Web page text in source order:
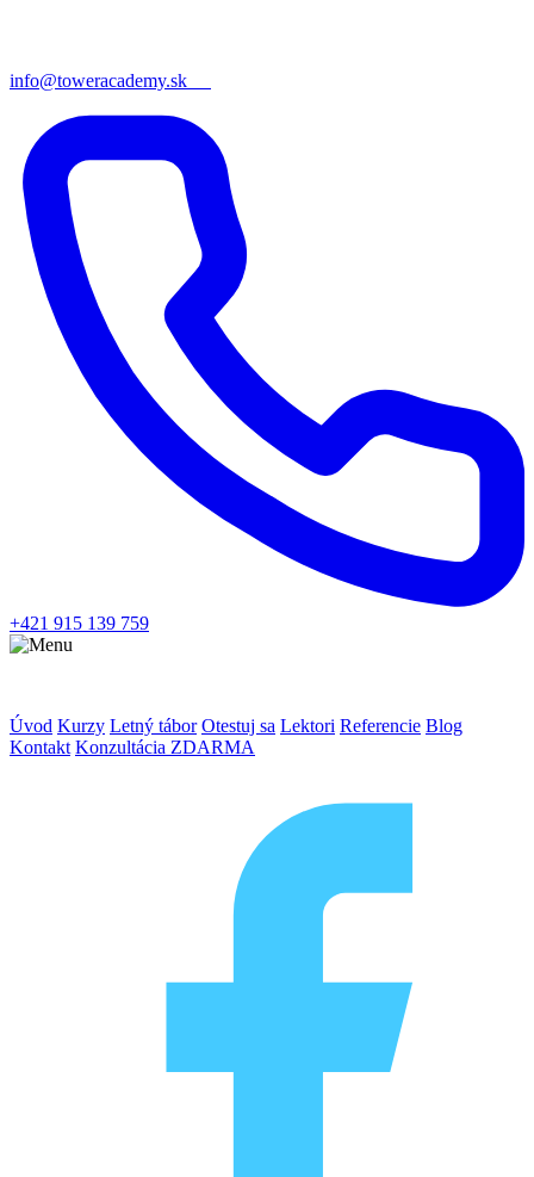
info@toweracademy.sk
+421 915 139 759
Úvod Kurzy Letný tábor Otestuj sa Lektori Referencie Blog
Kontakt Konzultácia ZDARMA